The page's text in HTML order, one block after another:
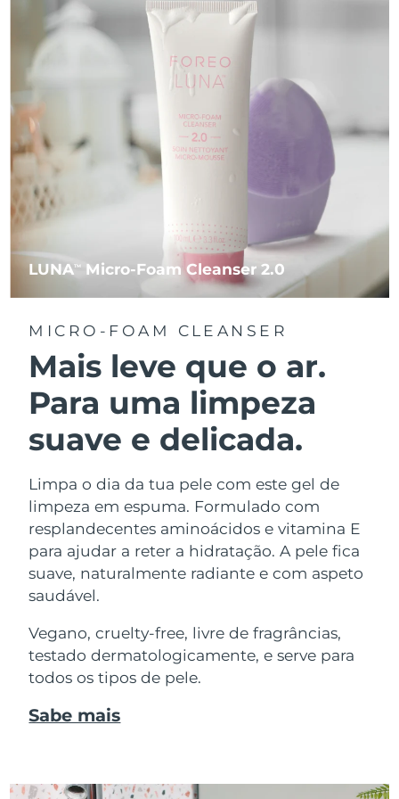
LUNATM Micro-Foam Cleanser 2.0
MICRO-FOAM CLEANSER
Mais leve que o ar.
Para uma limpeza
suave e delicada.
Limpa o dia da tua pele com este gel de
limpeza em espuma. Formulado com
resplandecentes aminoácidos e vitamina E
para ajudar a reter a hidratação. A pele fica
suave, naturalmente radiante e com aspeto
saudável.
Vegano, cruelty-free, livre de fragrâncias,
testado dermatologicamente, e serve para
todos os tipos de pele.
Sabe mais